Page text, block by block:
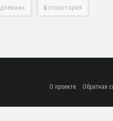
дневник фотоистория
О проекте Обратная